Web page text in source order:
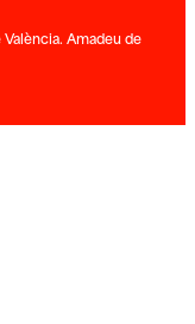
Amadeu de